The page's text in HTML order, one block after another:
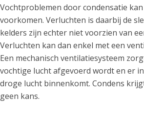
Vochtproblemen door condensatie kan
voorkomen. Verluchten is daarbij de
kelders zijn echter niet voorzien van
Verluchten kan dan enkel met een
Een mechanisch ventilatiesysteem
vochtige lucht afgevoerd wordt en er
droge lucht binnenkomt. Condens
geen kans.